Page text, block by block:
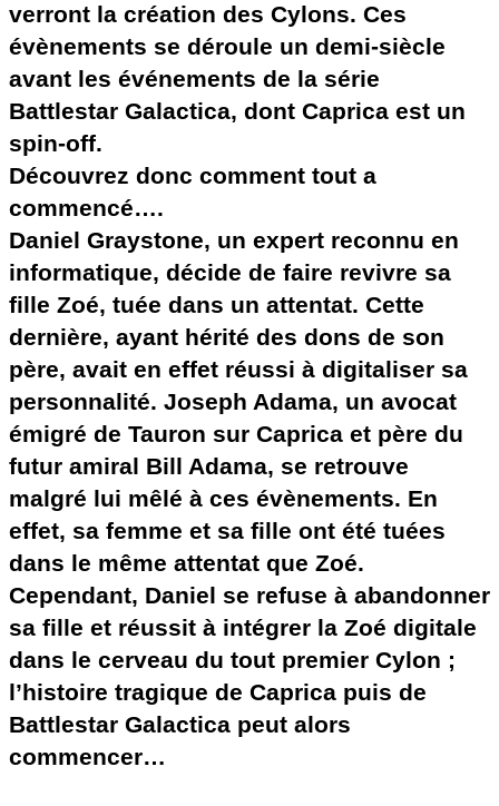
verront la création des Cylons. Ces
évènements se déroule un demi-siècle
avant les événements de la série
Battlestar Galactica, dont Caprica est un
spin-off.
Découvrez donc comment tout a
commencé….
Daniel Graystone, un expert reconnu en
informatique, décide de faire revivre sa
fille Zoé, tuée dans un attentat. Cette
dernière, ayant hérité des dons de son
père, avait en effet réussi à digitaliser sa
personnalité. Joseph Adama, un avocat
émigré de Tauron sur Caprica et père du
futur amiral Bill Adama, se retrouve
malgré lui mêlé à ces évènements. En
effet, sa femme et sa fille ont été tuées
dans le même attentat que Zoé.
Cependant, Daniel se refuse à abandonner
sa fille et réussit à intégrer la Zoé digitale
dans le cerveau du tout premier Cylon ;
l’histoire tragique de Caprica puis de
Battlestar Galactica peut alors
commencer…